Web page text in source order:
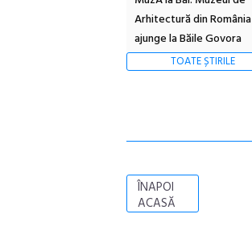
Arhitectură din România
ajunge la Băile Govora
TOATE ȘTIRILE
ÎNAPOI
ACASĂ